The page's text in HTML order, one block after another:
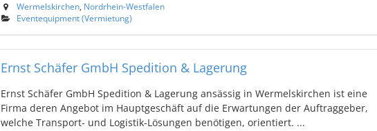
Wermelskirchen, Nordrhein-Westfalen
Eventequipment (Vermietung)
Ernst Schäfer GmbH Spedition & Lagerung
Ernst Schäfer GmbH Spedition & Lagerung ansässig in Wermelskirchen ist eine
Firma deren Angebot im Hauptgeschäft auf die Erwartungen der Auftraggeber,
welche Transport- und Logistik-Lösungen benötigen, orientiert. ...